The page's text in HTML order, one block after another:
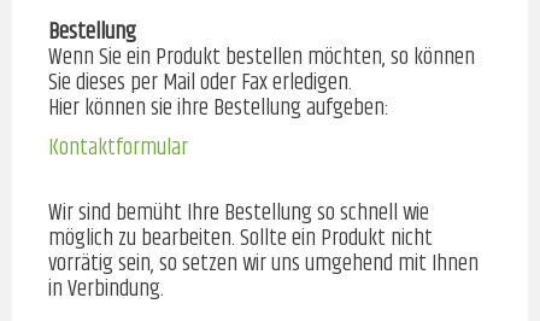
Bestellung
Wenn Sie ein Produkt bestellen möchten, so können
Sie dieses per Mail oder Fax erledigen.
Hier können sie ihre Bestellung aufgeben:
Kontaktformular
Wir sind bemüht Ihre Bestellung so schnell wie
möglich zu bearbeiten. Sollte ein Produkt nicht
vorrätig sein, so setzen wir uns umgehend mit Ihnen
in Verbindung.